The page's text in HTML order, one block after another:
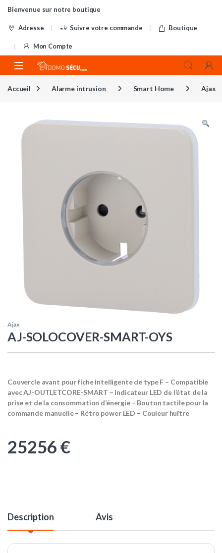
Skip to navigation
Skip to content
Bienvenue sur notre boutique
Adresse Suivre votre commande Boutique
Mon Compte
Accueil Alarme intrusion Smart Home Ajax
Ajax
AJ-SOLOCOVER-SMART-OYS
Couvercle avant pour fiche intelligente de type F – Compatible
avec AJ-OUTLETCORE-SMART – Indicateur LED de l’état de la
prise et de la consommation d’énergie – Bouton tactile pour la
commande manuelle – Rétro power LED – Couleur huître
25256€
Description Avis